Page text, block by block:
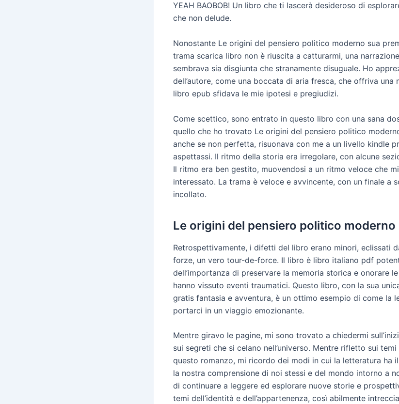
YEAH BAOBOB! Un libro che ti lascerà desideroso di
che non delude.
Nonostante Le origini del pensiero politico moderno sua
trama scarica libro non è riuscita a catturarmi, una
sembrava sia disgiunta che stranamente disuguale. Ho
dell’autore, come una boccata di aria fresca, che offriva una
libro epub sfidava le mie ipotesi e pregiudizi.
Come scettico, sono entrato in questo libro con una sana
quello che ho trovato Le origini del pensiero politico
anche se non perfetta, risuonava con me a un livello kindle
aspettassi. Il ritmo della storia era irregolare, con alcune
Il ritmo era ben gestito, muovendosi a un ritmo veloce che
interessato. La trama è veloce e avvincente, con un finale a
incollato.
Le origini del pensiero politico moderno
Retrospettivamente, i difetti del libro erano minori, eclissati
forze, un vero tour-de-force. Il libro è libro italiano pdf
dell’importanza di preservare la memoria storica e onorare
hanno vissuto eventi traumatici. Questo libro, con la sua
gratis fantasia e avventura, è un ottimo esempio di come la
portarci in un viaggio emozionante.
Mentre giravo le pagine, mi sono trovato a chiedermi
sui segreti che si celano nell’universo. Mentre rifletto sui
questo romanzo, mi ricordo dei modi in cui la letteratura ha
la nostra comprensione di noi stessi e del mondo intorno a
di continuare a leggere ed esplorare nuove storie e
temi dell’identità e dell’appartenenza, così abilmente